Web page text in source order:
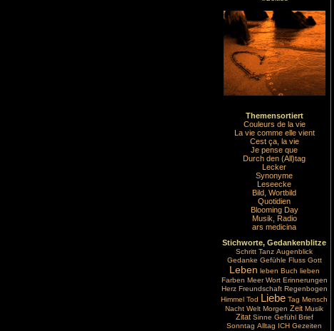
Themensortiert
Couleurs de la vie
La vie comme elle vient
Cest ça, la vie
Je pense que
Durch den (All)tag
Lecker
Synonyme
Leseecke
Bild, Wortbild
Quotidien
Blooming Day
Musik, Radio
ars medicina
Stichworte, Gedankenblitze
Schritt Tanz Augenblick
Gedanke Gefühle Fluss Gott
Leben leben Buch lieben
Farben Meer Wort Erinnerungen
Herz Freundschaft Regenbogen
Himmel Tod Liebe Tag Mensch
Nacht Welt Morgen Zeit Musik
Zitat Sinne Gefühl Brief
Sonntag Alltag ICH Gezeiten